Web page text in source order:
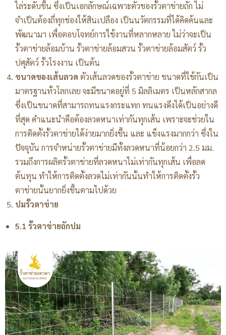
ไล่ระดับขึ้น ซึ่งเป็นเอกลักษณ์เฉพาะตัวของรั้วตาข่ายถัก ไม่
จำเป็นต้องถี่ทุกช่องให้สินเปลือง เป็นนวัตกรรมที่ได้คิดค้นและ
พัฒนามา เพื่อตอบโจทย์การใช้งานที่หลากหลาย ไม่ว่าจะเป็น
รั้วตาข่ายล้อมบ้าน รั้วตาข่ายล้อมสวน รั้วตาข่ายล้อมสัตว์ รั้ว
ปศุสัตว์ รั้วโรงงาน เป็นต้น
ขนาดของเส้นลวด ตัวเส้นลวดของรั้วตาข่าย ขนาดที่ใช้กันเป็น
มาตรฐานทั่วโลกเลย จะมีขนาดอยู่ที่ 5 มิลลิเมตร เป็นหลักสากล
ซึ่งเป็นขนาดที่สามารถทนแรงกระแทก ทนแรงดึงได้เป็นอย่างดี
ที่สุด คำแนะนำคือต้องลวดหนาเท่ากันทุกเส้น เพราะจะช่วยใน
การติดตั้งรั้วตาข่ายได้ง่ายมากยิ่งขึ้น และ แข็งแรงมากกว่า ซึ่งใน
ปัจจุบัน การจำหน่ายรั้วตาข่ายมีทั้งลวดหนาที่น้อยกว่า 2.5 มม.
รวมถึงการผลิตรั้วตาข่ายที่ลวดหนาไม่เท่ากันทุกเส้น เพื่อลด
ต้นทุน ทำให้การติดตั้งลวดไม่เท่ากันนั้นทำให้การติดตั้งรั้ว
ตาข่ายนั้นยากยิ่งขึ้นตามไปด้วย
ปมรั้วตาข่าย
5.1 รั้วตาข่ายถักปม